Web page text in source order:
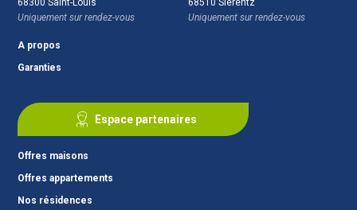
68300 Saint-Louis
Uniquement sur rendez-vous
68510 Sierentz
Uniquement sur rendez-vous
A propos
Garanties
Espace partenaires
Offres maisons
Offres appartements
Nos résidences